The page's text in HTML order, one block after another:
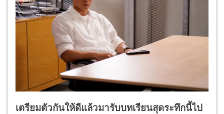
เตรียมตัวกันให้ดีแล้วมารับบทเรียนสุดระทึกนี้ไป